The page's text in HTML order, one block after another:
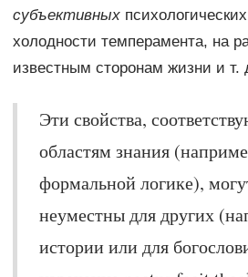
субъективных
холодности темперамента, на
известным сторонам жизни и т.
Эти свойства,
областям знания
формальной логике),
неуместны для других
истории или для